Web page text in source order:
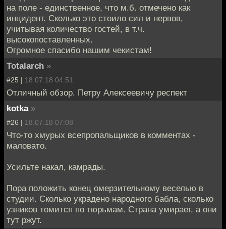
на поле - единственное, что м.б. отмечено как
инцидент. Сколько это стоило сил и нервов,
учитывая количество гостей, в т.ч.
высокопоставленных.
Огромное спасибо нашим чекистам!
Totalarch »
#25 | 18.07.18 04:51
Отличный обзор. Петру Алексеевичу респект
kotka »
#26 | 18.07.18 07:08
Что-то хмурых всепропальщиков в комментах -
маловато.
Усильте накал, камрады.
Пора положить конец омерзительному веселью в
студии. Сколько украдено народного бабла, сколько
узников томится по тюрьмам. Страна умирает, а они
тут ржут.